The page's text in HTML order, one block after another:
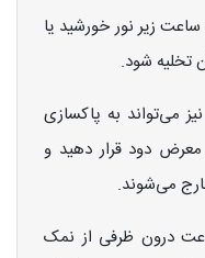
زیر نور خورشید یا
تخلیه شود.
می‌تواند به پاکسازی
دود قرار دهید و
می‌شوند.
درون ظرفی از نمک